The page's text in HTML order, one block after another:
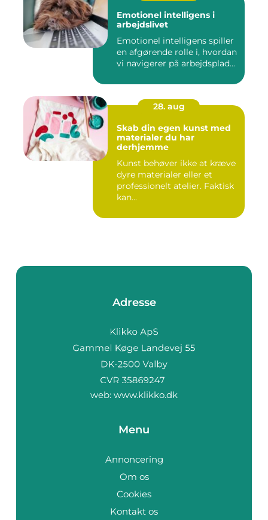
Emotionel intelligens i
arbejdslivet
Emotionel intelligens spiller
en afgørende rolle i, hvordan
vi navigerer på arbejdsplad...
28. aug
Skab din egen kunst med
materialer du har
derhjemme
Kunst behøver ikke at kræve
dyre materialer eller et
professionelt atelier. Faktisk
kan...
Adresse
web: www.klikko.dk
Menu
Annoncering
Om os
Cookies
Kontakt os